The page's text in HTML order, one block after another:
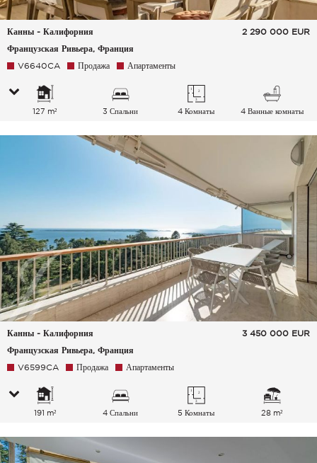
Канны - Калифорния
Французская Ривьера, Франция
2 290 000 EUR
V6640CA Продажа Апартаменты
127 m² 3 Спальни 4 Комнаты 4 Ванные комнаты
Канны - Калифорния
Французская Ривьера, Франция
3 450 000 EUR
V6599CA Продажа Апартаменты
191 m² 4 Спальни 5 Комнаты 28 m²